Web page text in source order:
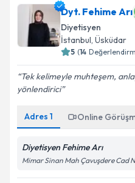
E-posta Adresiniz
Kişisel verilerimin
Metni
Dyt. Fehime Arı
Diyetisyen
İstanbul, Üsküdar
5 (14
Tek kelimeyle muhteşem,
yönlendirici
Adres 1 Online
Diyetisyen Fehime Arı
Mimar Sinan Mah Çavuşdere Cad